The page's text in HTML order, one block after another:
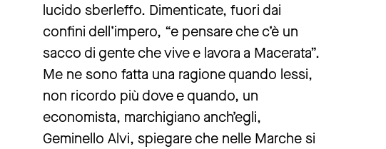
lucido sberleffo. Dimenticate, fuori dai
confini dell’impero, “e pensare che c’è un
sacco di gente che vive e lavora a Macerata”.
Me ne sono fatta una ragione quando lessi,
non ricordo più dove e quando, un
economista, marchigiano anch’egli,
Geminello Alvi, spiegare che nelle Marche si